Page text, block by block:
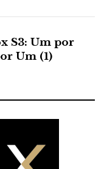
S3: Um por
Um (1)